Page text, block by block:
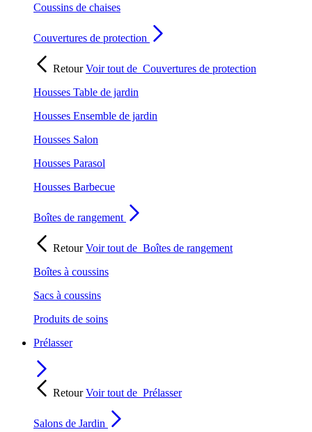
Coussins de chaises
Couvertures de protection
RetourVoir tout de Couvertures de protection
Housses Table de jardin
Housses Ensemble de jardin
Housses Salon
Housses Parasol
Housses Barbecue
Boîtes de rangement
RetourVoir tout de Boîtes de rangement
Boîtes à coussins
Sacs à coussins
Produits de soins
Prélasser
RetourVoir tout de Prélasser
Salons de Jardin